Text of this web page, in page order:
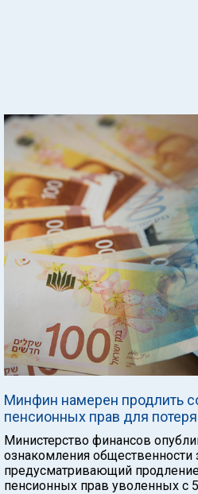
Минфин намерен продлить
пенсионных прав для
Министерство финансов
ознакомления общественности
предусматривающий
пенсионных прав уволенных с